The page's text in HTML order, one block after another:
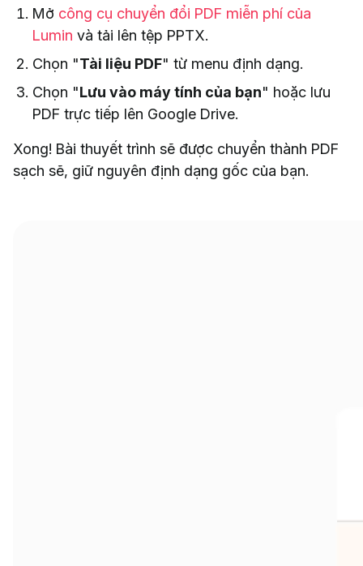
Mở công cụ chuyển đổi PDF miễn phí của
Lumin và tải lên tệp PPTX.
Chọn "Tài liệu PDF" từ menu định dạng.
Chọn "Lưu vào máy tính của bạn" hoặc lưu
PDF trực tiếp lên Google Drive.
Xong! Bài thuyết trình sẽ được chuyển thành PDF
sạch sẽ, giữ nguyên định dạng gốc của bạn.